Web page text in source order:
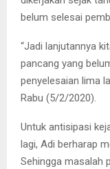
belum selesai
“Jadi lanjutannya
pancang yang
penyelesaian lima
Rabu (5/2/2020).
Untuk antisipasi
lagi, Adi berharap
Sehingga masalah